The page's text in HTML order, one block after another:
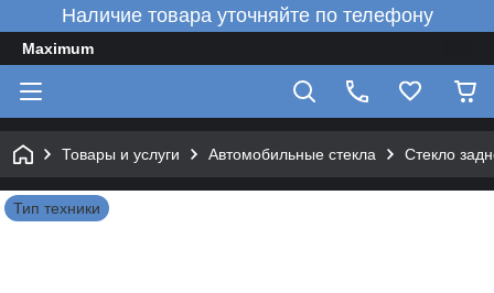
Наличие товара уточняйте по телефону
Maximum
Товары и услуги Автомобильные стекла Стекло
Тип техники